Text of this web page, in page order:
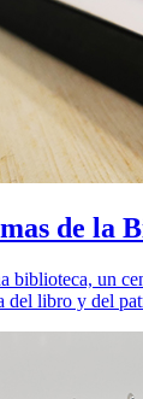
de la
biblioteca, un
del libro y del